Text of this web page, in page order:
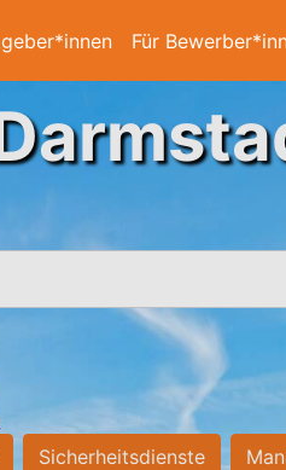
Für
Sicherheitsdienste